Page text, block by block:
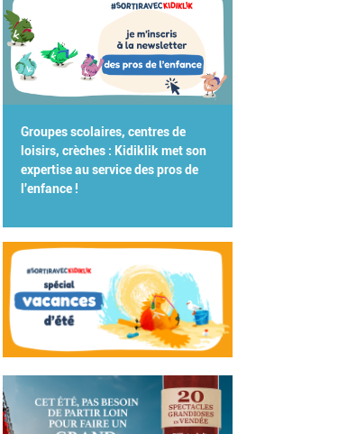
Groupes scolaires, centres de
loisirs, crèches : Kidiklik met son
expertise au service des pros de
l'enfance !